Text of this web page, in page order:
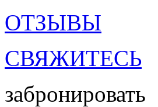
ОТЗЫВЫ
СВЯЖИТЕСЬ
забронировать